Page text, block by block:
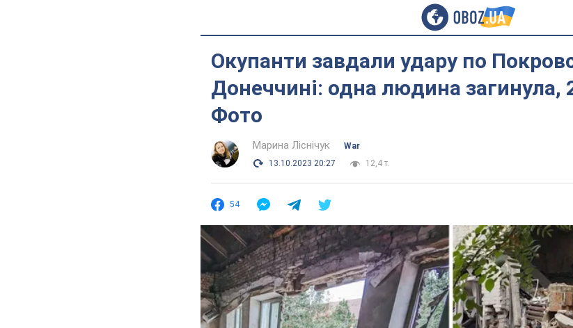
Окупанти завдали удару по
Донеччині: одна людина загинула,
Фото
Марина Ліснічук
War
13.10.2023 20:27
12,4 т.
54